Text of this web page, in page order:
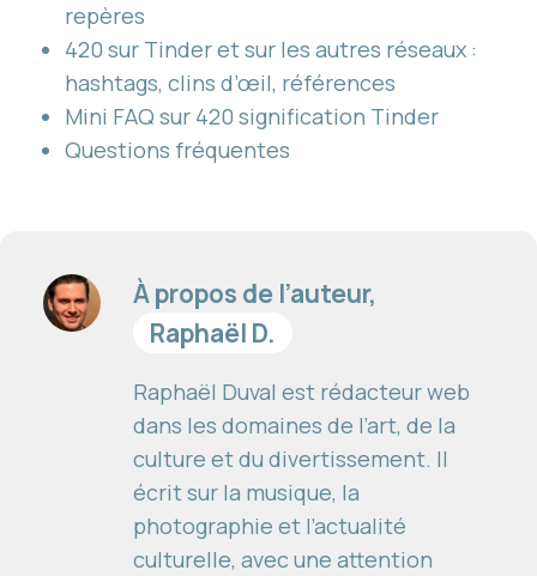
repères
420 sur Tinder et sur les autres réseaux :
hashtags, clins d’œil, références
Mini FAQ sur 420 signification Tinder
Questions fréquentes
À propos de l’auteur,
Raphaël D.
Raphaël Duval est rédacteur web
dans les domaines de l’art, de la
culture et du divertissement. Il
écrit sur la musique, la
photographie et l’actualité
culturelle, avec une attention